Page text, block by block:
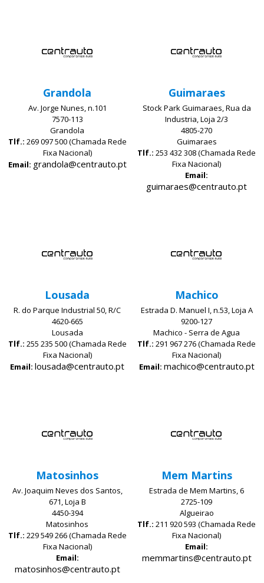
Grandola
Av. Jorge Nunes, n.101
7570-113
Grandola
Tlf.: 269 097 500 (Chamada Rede
Fixa Nacional)
Email: grandola@centrauto.pt
Guimaraes
Stock Park Guimaraes, Rua da
Industria, Loja 2/3
4805-270
Guimaraes
Tlf.:253 432 308 (Chamada Rede
Fixa Nacional)
Email:
guimaraes@centrauto.pt
Lousada
R. do Parque Industrial 50, R/C
4620-665
Lousada
Tlf.: 255 235 500 (Chamada Rede
Fixa Nacional)
Email: lousada@centrauto.pt
Machico
Estrada D. Manuel I, n.53, Loja A
9200-127
Machico - Serra de Agua
Tlf.:291 967 276 (Chamada Rede
Fixa Nacional)
Email: machico@centrauto.pt
Matosinhos
Av. Joaquim Neves dos Santos,
671, Loja B
4450-394
Matosinhos
Tlf.: 229 549 266 (Chamada Rede
Fixa Nacional)
Email:
matosinhos@centrauto.pt
Mem Martins
Estrada de Mem Martins, 6
2725-109
Algueirao
Tlf.:211 920 593 (Chamada Rede
Fixa Nacional)
Email:
memmartins@centrauto.pt